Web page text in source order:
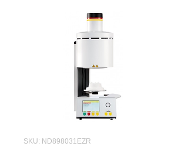
SKU: ND898031EZR